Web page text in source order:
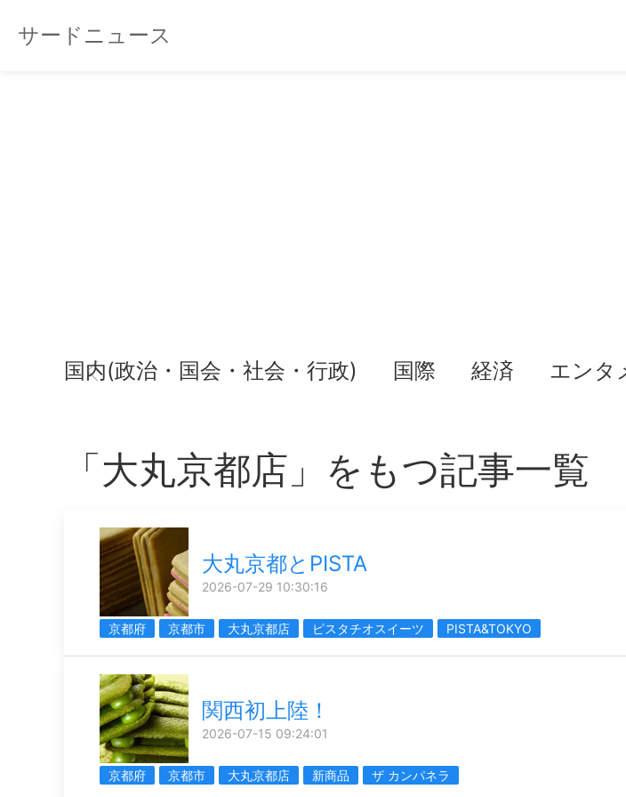
サードニュース
国内(政治・国会・社会・行政) 国際 経済 エンタ
「大丸京都店」をもつ記事一覧
大丸京都とPISTA
2026-07-29 10:30:16
京都府 京都市 大丸京都店 ピスタチオスイーツ PISTA&TOKYO
関西初上陸！
2026-07-15 09:24:01
京都府 京都市 大丸京都店 新商品 ザ カンパネラ